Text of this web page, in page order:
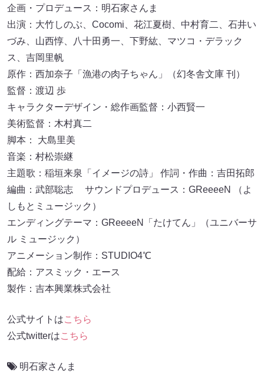
企画・プロデュース：明石家さんま
出演：大竹しのぶ、Cocomi、花江夏樹、中村育二、石井い
づみ、山西惇、八十田勇一、下野紘、マツコ・デラック
ス、吉岡里帆
原作：西加奈子「漁港の肉子ちゃん」（幻冬舎文庫 刊）
監督：渡辺 歩
キャラクターデザイン・総作画監督：小西賢一
美術監督：木村真二
脚本： 大島里美
音楽：村松崇継
主題歌：稲垣来泉「イメージの詩」 作詞・作曲：吉田拓郎
編曲：武部聡志 サウンドプロデュース：GReeeeN （よ
しもとミュージック）
エンディングテーマ：GReeeeN「たけてん」（ユニバーサ
ル ミュージック）
アニメーション制作：STUDIO4℃
配給：アスミック・エース
製作：吉本興業株式会社
公式サイトはこちら
公式twitterはこちら
明石家さんま